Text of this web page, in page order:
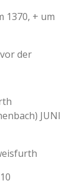
1370, + um
der
JUNI